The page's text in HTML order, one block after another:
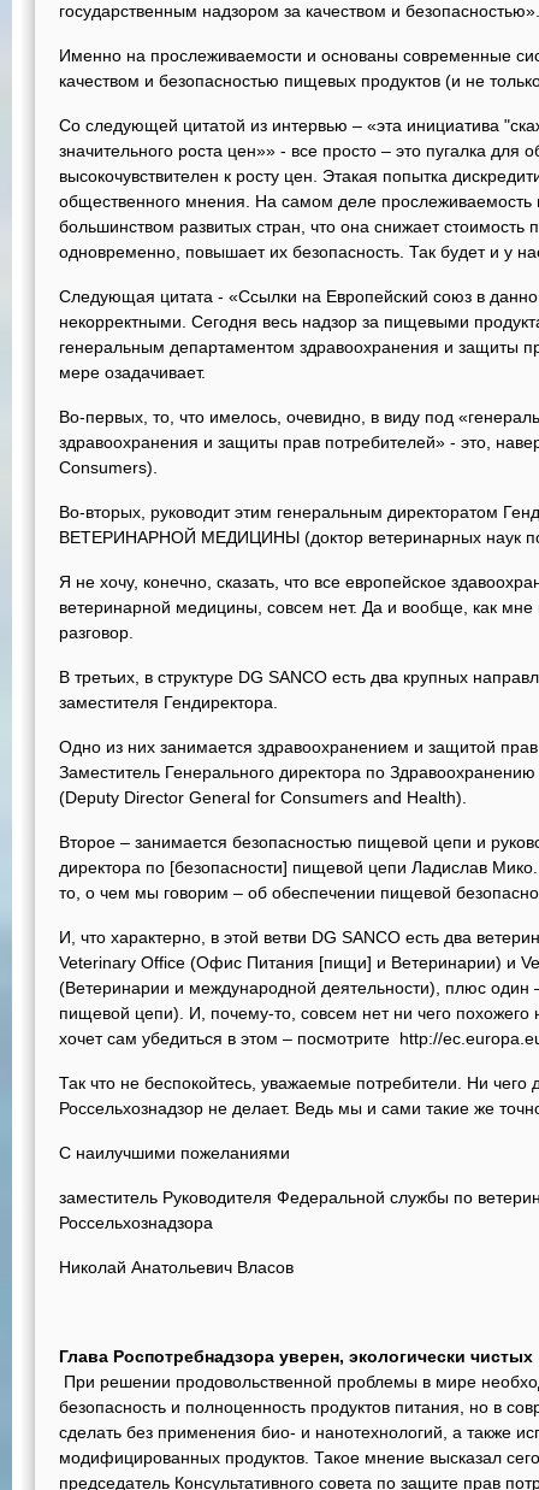
государственным надзором за качеством и безопасностью».
Именно на прослеживаемости и основаны современные
качеством и безопасностью пищевых продуктов (и не
Со следующей цитатой из интервью – «эта инициатива
значительного роста цен»» - все просто – это пугалка для
высокочувствителен к росту цен. Этакая попытка
общественного мнения. На самом деле прослеживаемость
большинством развитых стран, что она снижает стоимость
одновременно, повышает их безопасность. Так будет и у
Следующая цитата - «Ссылки на Европейский союз в
некорректными. Сегодня весь надзор за пищевыми
генеральным департаментом здравоохранения и защиты
мере озадачивает.
Во-первых, то, что имелось, очевидно, в виду под
здравоохранения и защиты прав потребителей» - это,
Consumers).
Во-вторых, руководит этим генеральным директоратом
ВЕТЕРИНАРНОЙ МЕДИЦИНЫ (доктор ветеринарных наук
Я не хочу, конечно, сказать, что все европейское
ветеринарной медицины, совсем нет. Да и вообще, как мне
разговор.
В третьих, в структуре DG SANCO есть два крупных
заместителя Гендиректора.
Одно из них занимается здравоохранением и защитой
Заместитель Генерального директора по
(Deputy Director General for Consumers and Health).
Второе – занимается безопасностью пищевой цепи и
директора по [безопасности] пищевой цепи Ладислав
то, о чем мы говорим – об обеспечении пищевой
И, что характерно, в этой ветви DG SANCO есть два
Veterinary Office (Офис Питания [пищи] и Ветеринарии) и
(Ветеринарии и международной деятельности), плюс
пищевой цепи). И, почему-то, совсем нет ни чего похожего
хочет сам убедиться в этом – посмотрите http://
Так что не беспокойтесь, уважаемые потребители. Ни чего
Россельхознадзор не делает. Ведь мы и сами такие же
С наилучшими пожеланиями
заместитель Руководителя Федеральной службы по
Россельхознадзора
Николай Анатольевич Власов
Глава Роспотребнадзора уверен, экологически
При решении продовольственной проблемы в мире
безопасность и полноценность продуктов питания, но в
сделать без применения био- и нанотехнологий, а также
модифицированных продуктов. Такое мнение высказал
председатель Консультативного совета по защите прав